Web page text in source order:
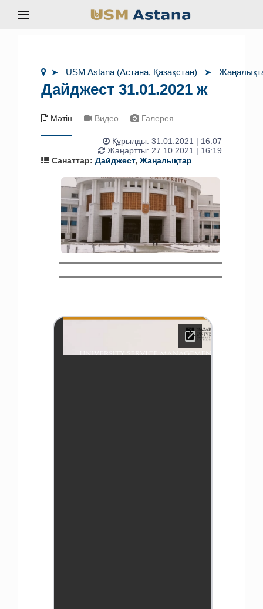
USM Astana (Астана, Қазақстан)
Дайджест 31.01.2021 ж
Мәтін Видео Галерея
Құрылды: 31.01.2021 | 16:07
Жаңартты: 27.10.2021 | 16:19
Санаттар: Дайджест, Жаңалықтар